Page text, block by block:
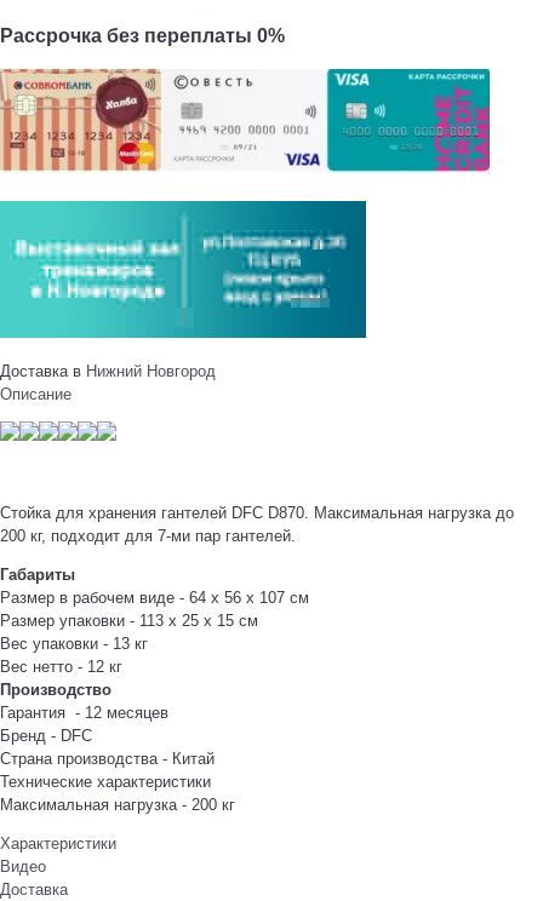
Рассрочка без переплаты 0%
Доставка в Нижний Новгород
Описание
Стойка для хранения гантелей DFC D870. Максимальная нагрузка до
200 кг, подходит для 7-ми пар гантелей.
Габариты
Размер в рабочем виде - 64 x 56 x 107 см
Размер упаковки - 113 х 25 х 15 см
Вес упаковки - 13 кг
Вес нетто - 12 кг
Производство
Гарантия - 12 месяцев
Бренд - DFC
Страна производства - Китай
Технические характеристики
Максимальная нагрузка - 200 кг
Характеристики
Видео
Доставка